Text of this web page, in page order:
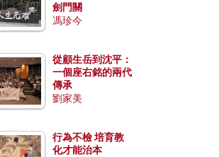
劍門關
馮珍今
從顧生岳到沈平：
一個座右銘的兩代
傳承
劉家美
行為不檢 培育教
化才能治本